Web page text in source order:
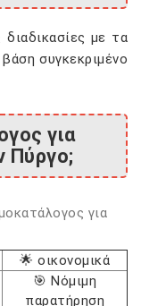
με τα
συγκεκριμένο
για
Πύργο;
για
🌟 οικονομικά
🎯 Νόμιμη
παρατήρηση